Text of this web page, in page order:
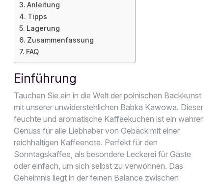
Anleitung
Tipps
Lagerung
Zusammenfassung
FAQ
Einführung
Tauchen Sie ein in die Welt der polnischen Backkunst
mit unserer unwiderstehlichen Babka Kawowa. Dieser
feuchte und aromatische Kaffeekuchen ist ein wahrer
Genuss für alle Liebhaber von Gebäck mit einer
reichhaltigen Kaffeenote. Perfekt für den
Sonntagskaffee, als besondere Leckerei für Gäste
oder einfach, um sich selbst zu verwöhnen. Das
Geheimnis liegt in der feinen Balance zwischen